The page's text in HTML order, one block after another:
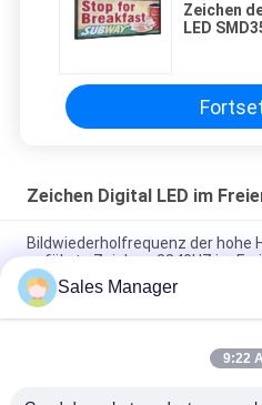
Zeichen
LED
Zeichen Digital LED im
Bildwiederholfrequenz der hohe
geführte Zeichen-3840HZ im
Programmierbarer LED Signage
mit Helligkeit 5000mcd
P5 programmierbare in einer
Sales Manager
9:22